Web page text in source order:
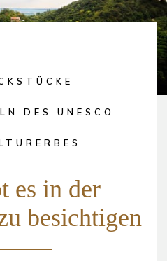
DES UNESCO
es in der
besichtigen